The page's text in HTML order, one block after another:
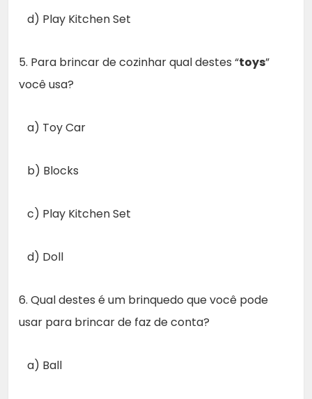
d) Play Kitchen Set
5. Para brincar de cozinhar qual destes “toys”
você usa?
a) Toy Car
b) Blocks
c) Play Kitchen Set
d) Doll
6. Qual destes é um brinquedo que você pode
usar para brincar de faz de conta?
a) Ball